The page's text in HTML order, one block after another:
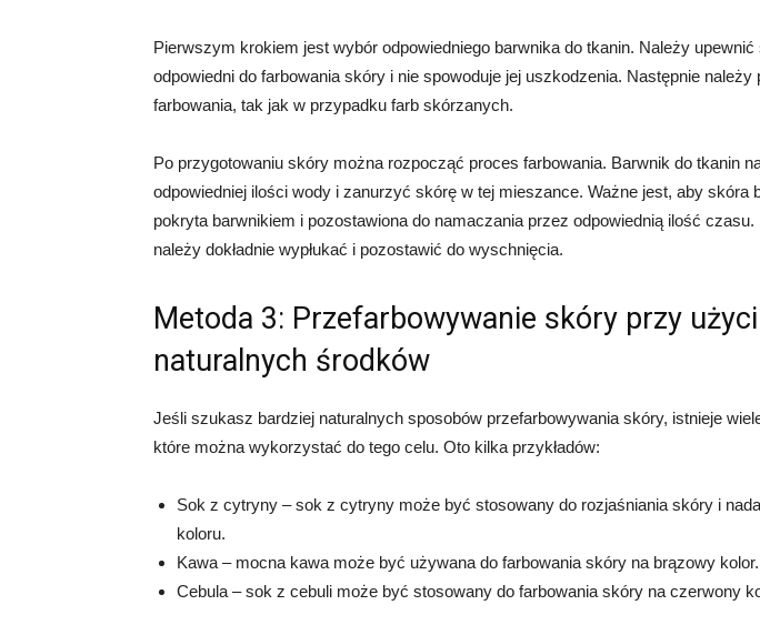
Pierwszym krokiem jest wybór odpowiedniego barwnika do tkanin. Należy
odpowiedni do farbowania skóry i nie spowoduje jej uszkodzenia. Następnie
farbowania, tak jak w przypadku farb skórzanych.
Po przygotowaniu skóry można rozpocząć proces farbowania. Barwnik do tkanin
odpowiedniej ilości wody i zanurzyć skórę w tej mieszance. Ważne jest, aby skóra
pokryta barwnikiem i pozostawiona do namaczania przez odpowiednią ilość
należy dokładnie wypłukać i pozostawić do wyschnięcia.
Metoda 3: Przefarbowywanie skóry przy
naturalnych środków
Jeśli szukasz bardziej naturalnych sposobów przefarbowywania skóry, istnieje
które można wykorzystać do tego celu. Oto kilka przykładów:
Sok z cytryny – sok z cytryny może być stosowany do rozjaśniania skóry i
koloru.
Kawa – mocna kawa może być używana do farbowania skóry na brązowy kolor.
Cebula – sok z cebuli może być stosowany do farbowania skóry na czerwony